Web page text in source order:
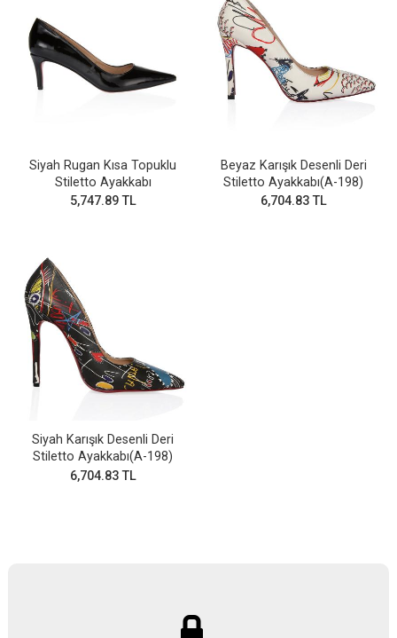
Siyah Rugan Kısa Topuklu
Stiletto Ayakkabı
5,747.89 TL
Beyaz Karışık Desenli Deri
Stiletto Ayakkabı(A-198)
6,704.83 TL
Siyah Karışık Desenli Deri
Stiletto Ayakkabı(A-198)
6,704.83 TL